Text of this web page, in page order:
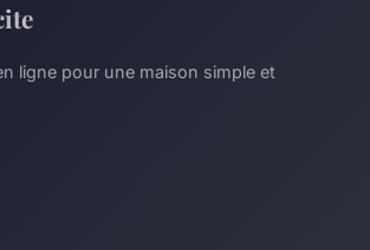
ligne pour une maison simple et